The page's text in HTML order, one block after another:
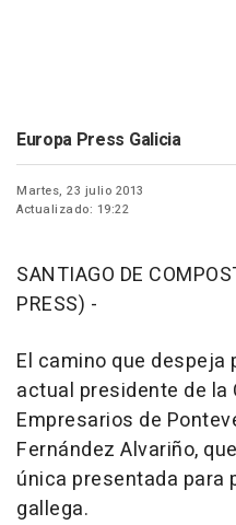
Europa Press Galicia
Martes, 23 julio 2013
Actualizado: 19:22
SANTIAGO DE
PRESS) -
El camino que despeja
actual presidente de la
Empresarios de
Fernández Alvariño,
única presentada para
gallega.